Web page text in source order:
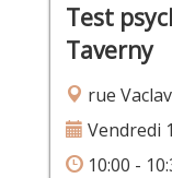
Test
Taverny
rue
Vendredi
10:00 -